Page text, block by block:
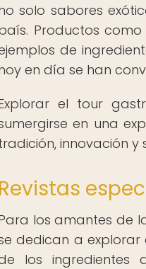
solo sabores
Productos
de
en día se han
el tour
en una
innovación y
Revistas
los amantes de
dedican a
los ingredientes